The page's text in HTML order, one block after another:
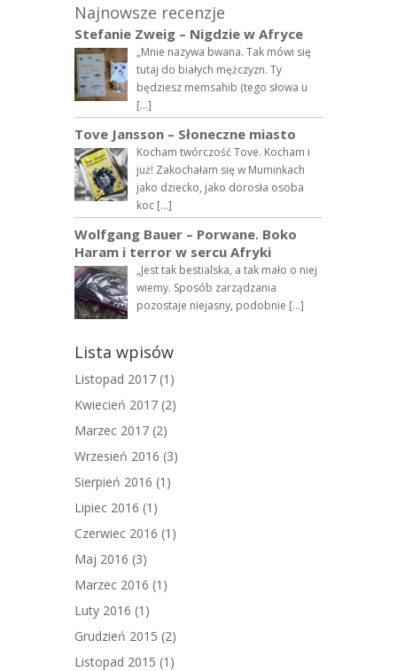
Najnowsze recenzje
Stefanie Zweig – Nigdzie w Afryce
„Mnie nazywa bwana. Tak mówi się
tutaj do białych mężczyzn. Ty
będziesz memsahib (tego słowa u
[…]
Tove Jansson – Słoneczne miasto
Kocham twórczość Tove. Kocham i
już! Zakochałam się w Muminkach
jako dziecko, jako dorosła osoba
koc […]
Wolfgang Bauer – Porwane. Boko
Haram i terror w sercu Afryki
„Jest tak bestialska, a tak mało o niej
wiemy. Sposób zarządzania
pozostaje niejasny, podobnie […]
Lista wpisów
Listopad 2017 (1)
Kwiecień 2017 (2)
Marzec 2017 (2)
Wrzesień 2016 (3)
Sierpień 2016 (1)
Lipiec 2016 (1)
Czerwiec 2016 (1)
Maj 2016 (3)
Marzec 2016 (1)
Luty 2016 (1)
Grudzień 2015 (2)
Listopad 2015 (1)